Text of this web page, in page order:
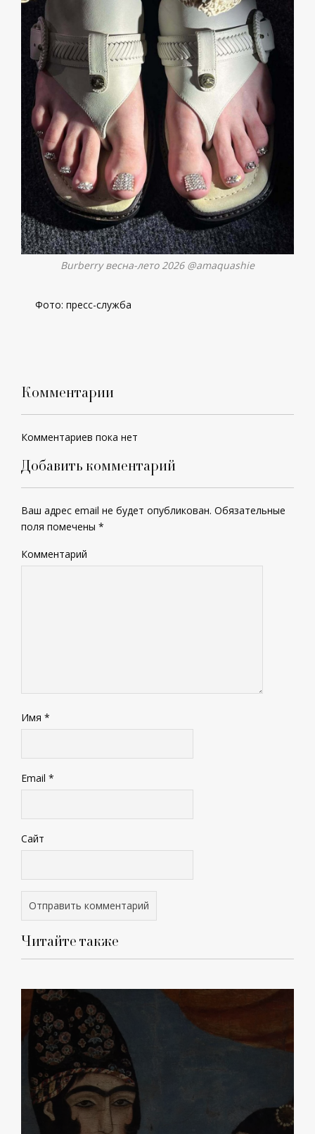
Burberry весна-лето 2026 @amaquashie
Фото: пресс-служба
Комментарии
Комментариев пока нет
Добавить комментарий
Ваш адрес email не будет опубликован. Обязательные
поля помечены *
Комментарий
Имя *
Email *
Сайт
Читайте также